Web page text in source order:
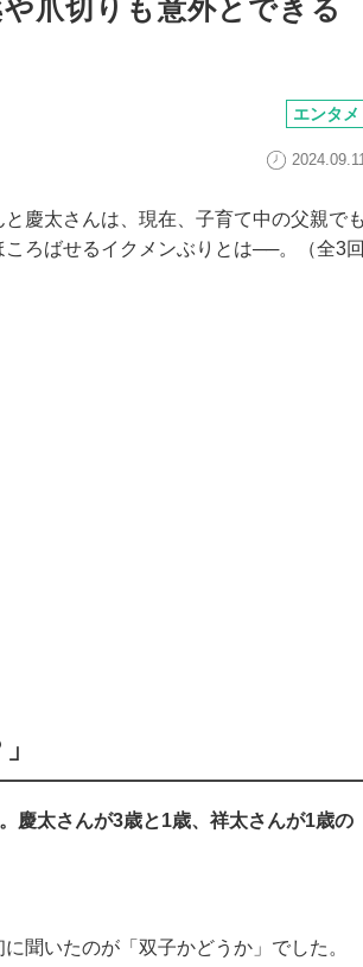
爪切りも意外とできる
エンタメ
慶太さんは、現在、子育て中の父親でも
ろばせるイクメンぶりとは──。（全3回
慶太さんが3歳と1歳、祥太さんが1歳の
聞いたのが「双子かどうか」でした。